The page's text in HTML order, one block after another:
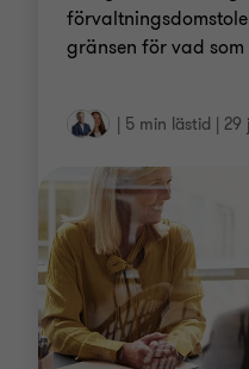
gränsen för vad
5 min lästid 29